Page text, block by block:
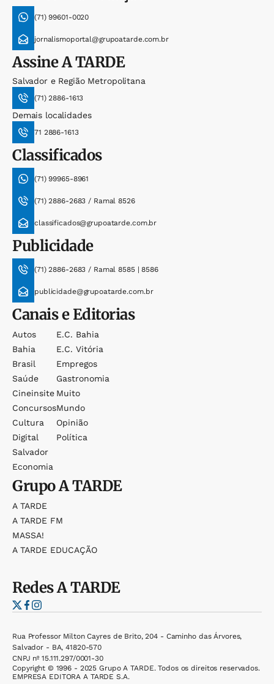
(71) 99601-0020
jornalismoportal@grupoatarde.com.br
AssineA TARDE
Salvador e Região Metropolitana
(71) 2886-1613
Demais localidades
71 2886-1613
Classificados
(71) 99965-8961
(71) 2886-2683 / Ramal 8526
classificados@grupoatarde.com.br
Publicidade
(71) 2886-2683 / Ramal 8585 | 8586
publicidade@grupoatarde.com.br
Canais e Editorias
Autos
Bahia
Brasil
Saúde
Cineinsite
Concursos
Cultura
Digital
Salvador
Economia
E.c. Bahia
E.c. Vitória
Empregos
Gastronomia
Muito
Mundo
Opinião
Política
GrupoA TARDE
A TARDE
A TARDE FM
MASSA!
A TARDE EDUCAÇÃO
RedesA TARDE
Rua Professor Milton Cayres de Brito, 204 - Caminho das Árvores,
Salvador - BA, 41820-570
CNPJ nº 15.111.297/0001-30
Copyright © 1996 - 2025 Grupo A TARDE. Todos os direitos reservados.
EMPRESA EDITORA A TARDE S.A.